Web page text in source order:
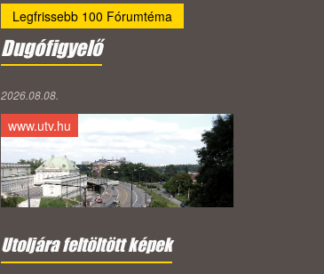
Legfrissebb 100 Fórumtéma
Dugófigyelő
2026.08.08.
www.utv.hu
Utoljára feltöltött képek